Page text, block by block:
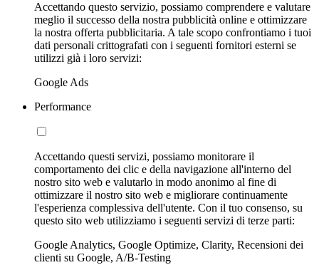
Accettando questo servizio, possiamo comprendere e valutare
meglio il successo della nostra pubblicità online e ottimizzare
la nostra offerta pubblicitaria. A tale scopo confrontiamo i tuoi
dati personali crittografati con i seguenti fornitori esterni se
utilizzi già i loro servizi:
Google Ads
Performance
Accettando questi servizi, possiamo monitorare il
comportamento dei clic e della navigazione all'interno del
nostro sito web e valutarlo in modo anonimo al fine di
ottimizzare il nostro sito web e migliorare continuamente
l'esperienza complessiva dell'utente. Con il tuo consenso, su
questo sito web utilizziamo i seguenti servizi di terze parti:
Google Analytics, Google Optimize, Clarity, Recensioni dei
clienti su Google, A/B-Testing